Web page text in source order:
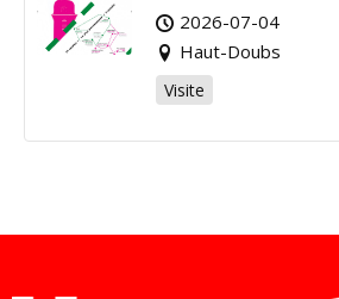
2026-07-04
Haut-Doubs
Visite